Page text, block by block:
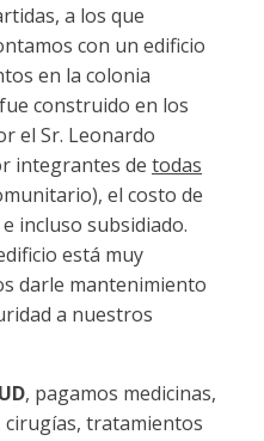
a los que
con un edificio
en la colonia
construido en los
el Sr. Leonardo
integrantes de todas
el costo de
incluso subsidiado.
está muy
darle mantenimiento
a nuestros
, pagamos medicinas,
cirugías, tratamientos